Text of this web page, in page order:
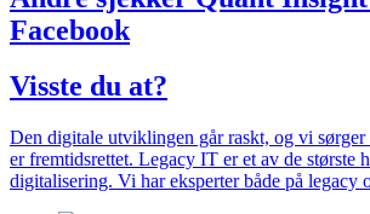
Facebook
Visste du at?
Den digitale utviklingen går raskt, og vi
er fremtidsrettet. Legacy IT er et av de største
digitalisering. Vi har eksperter både på legacy